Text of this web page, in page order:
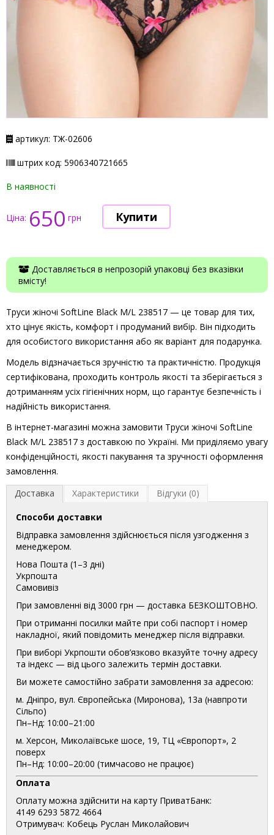
артикул: ТЖ-02606
штрих код: 5906340721665
В наявності
Ціна: 650 грн
Доставляється в непрозорій упаковці без вказівки
вмісту!
Труси жіночі SoftLine Black M/L 238517 — це товар для тих,
хто цінує якість, комфорт і продуманий вибір. Він підходить
для особистого використання або як варіант для подарунка.
Модель відзначається зручністю та практичністю. Продукція
сертифікована, проходить контроль якості та зберігається з
дотриманням усіх гігієнічних норм, що гарантує безпечність і
надійність використання.
В інтернет-магазині можна замовити Труси жіночі SoftLine
Black M/L 238517 з доставкою по Україні. Ми приділяємо увагу
конфіденційності, якості пакування та зручності оформлення
замовлення.
Доставка
Характеристики Відгуки (0)
Способи доставки
Відправка замовлення здійснюється після узгодження з
менеджером.
Нова Пошта (1–3 дні)
Укрпошта
Самовивіз
При замовленні від 3000 грн — доставка БЕЗКОШТОВНО.
При отриманні посилки майте при собі паспорт і номер
накладної, який повідомить менеджер після відправки.
При виборі Укрпошти обов’язково вказуйте точну адресу
та індекс — від цього залежить термін доставки.
Ви можете самостійно забрати замовлення за адресою:
м. Дніпро, вул. Європейська (Миронова), 13а (навпроти
Сільпо)
Пн–Нд: 10:00–21:00
м. Херсон, Миколаївське шосе, 19, ТЦ «Європорт», 2
поверх
Пн–Нд: 10:00–20:00 (тимчасово не працює)
Оплата
Оплату можна здійснити на карту ПриватБанк:
4149 6293 5872 4664
Отримувач: Кобець Руслан Миколайович